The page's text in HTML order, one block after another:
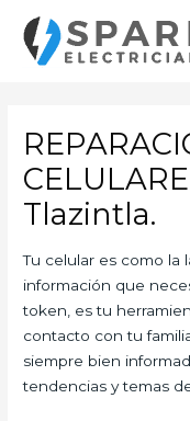
contenido
Tlazintla.
Tu celular es como la
información que
token, es tu
contacto con tu
siempre bien
tendencias y temas